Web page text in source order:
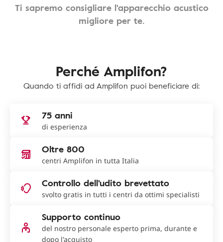
Ti sapremo consigliare l'apparecchio acustico
migliore per te.
Perché Amplifon?
Quando ti affidi ad Amplifon puoi beneficiare di:
75 anni
di esperienza
Oltre 800
centri Amplifon in tutta Italia
Controllo dell'udito brevettato
svolto gratis in tutti i centri da ottimi specialisti
Supporto continuo
del nostro personale esperto prima, durante e
dopo l'acquisto